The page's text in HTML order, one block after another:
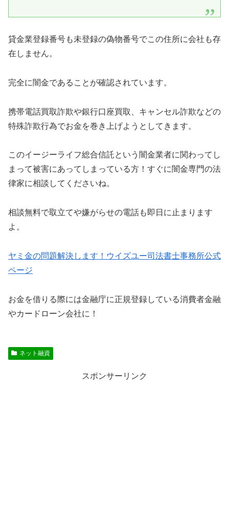
貸金業登録番号も未登録の偽物番号でこの住所に会社も存
在しません。
完全に闇金であることが確認されています。
携帯電話買取詐欺や銀行口座買取、キャンセル詐欺などの
特殊詐欺行為でお金を巻き上げようとしてきます。
このイージーライフ総合信託という闇金業者に関わってし
まって被害にあってしまっている方！すぐに闇金専門の法
律家に相談してくださいね。
相談無料で取立てや嫌がらせの電話も即日に止まります
よ。
ヤミ金の問題解決します！ウイズユー司法書士事務所公式
ページ
お金を借りる際には金融庁に正規登録している消費者金融
やカードローン会社に！
ネット融資
スポンサーリンク